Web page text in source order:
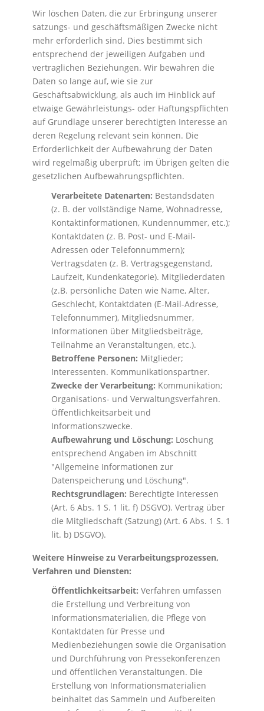
Wir löschen Daten, die zur Erbringung unserer
satzungs- und geschäftsmäßigen Zwecke nicht
mehr erforderlich sind. Dies bestimmt sich
entsprechend der jeweiligen Aufgaben und
vertraglichen Beziehungen. Wir bewahren die
Daten so lange auf, wie sie zur
Geschäftsabwicklung, als auch im Hinblick auf
etwaige Gewährleistungs- oder Haftungspflichten
auf Grundlage unserer berechtigten Interesse an
deren Regelung relevant sein können. Die
Erforderlichkeit der Aufbewahrung der Daten
wird regelmäßig überprüft; im Übrigen gelten die
gesetzlichen Aufbewahrungspflichten.
Verarbeitete Datenarten: Bestandsdaten
(z. B. der vollständige Name, Wohnadresse,
Kontaktinformationen, Kundennummer, etc.);
Kontaktdaten (z. B. Post- und E-Mail-
Adressen oder Telefonnummern);
Vertragsdaten (z. B. Vertragsgegenstand,
Laufzeit, Kundenkategorie). Mitgliederdaten
(z.B. persönliche Daten wie Name, Alter,
Geschlecht, Kontaktdaten (E-Mail-Adresse,
Telefonnummer), Mitgliedsnummer,
Informationen über Mitgliedsbeiträge,
Teilnahme an Veranstaltungen, etc.).
Betroffene Personen: Mitglieder;
Interessenten. Kommunikationspartner.
Zwecke der Verarbeitung: Kommunikation;
Organisations- und Verwaltungsverfahren.
Öffentlichkeitsarbeit und
Informationszwecke.
Aufbewahrung und Löschung: Löschung
entsprechend Angaben im Abschnitt
"Allgemeine Informationen zur
Datenspeicherung und Löschung".
Rechtsgrundlagen: Berechtigte Interessen
(Art. 6 Abs. 1 S. 1 lit. f) DSGVO). Vertrag über
die Mitgliedschaft (Satzung) (Art. 6 Abs. 1 S. 1
lit. b) DSGVO).
Weitere Hinweise zu Verarbeitungsprozessen,
Verfahren und Diensten:
Öffentlichkeitsarbeit: Verfahren umfassen
die Erstellung und Verbreitung von
Informationsmaterialien, die Pflege von
Kontaktdaten für Presse und
Medienbeziehungen sowie die Organisation
und Durchführung von Pressekonferenzen
und öffentlichen Veranstaltungen. Die
Erstellung von Informationsmaterialien
beinhaltet das Sammeln und Aufbereiten